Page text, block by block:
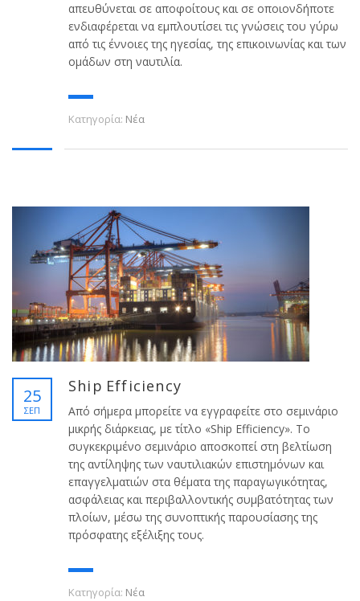
απευθύνεται σε αποφοίτους και σε οποιονδήποτε
ενδιαφέρεται να εμπλουτίσει τις γνώσεις του γύρω
από τις έννοιες της ηγεσίας, της επικοινωνίας και των
ομάδων στη ναυτιλία.
Κατηγορία: Νέα
25
ΣΕΠ
Ship Efficiency
Από σήμερα μπορείτε να εγγραφείτε στο σεμινάριο
μικρής διάρκειας, με τίτλο «Ship Efficiency». Το
συγκεκριμένο σεμινάριο αποσκοπεί στη βελτίωση
της αντίληψης των ναυτιλιακών επιστημόνων και
επαγγελματιών στα θέματα της παραγωγικότητας,
ασφάλειας και περιβαλλοντικής συμβατότητας των
πλοίων, μέσω της συνοπτικής παρουσίασης της
πρόσφατης εξέλιξης τους.
Κατηγορία: Νέα